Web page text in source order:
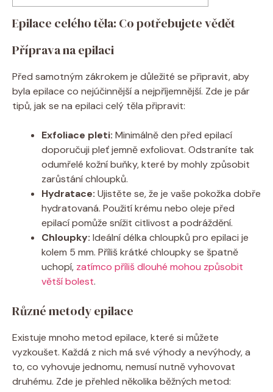
Epilace celého těla: Co potřebujete vědět
Příprava na epilaci
Před samotným zákrokem je důležité se připravit, aby
byla epilace co nejúčinnější a nejpříjemnější. Zde je pár
tipů, jak se na epilaci celý těla připravit:
Exfoliace pleti: Minimálně den před epilací
doporučuji pleť jemně exfoliovat. Odstraníte tak
odumřelé kožní buňky, které by mohly způsobit
zarůstání chloupků.
Hydratace: Ujistěte se, že je vaše pokožka dobře
hydratovaná. Použití krému nebo oleje před
epilací pomůže snížit citlivost a podráždění.
Chloupky: Ideální délka chloupků pro epilaci je
kolem 5 mm. Příliš krátké chloupky se špatně
uchopí, zatímco příliš dlouhé mohou způsobit
větší bolest.
Různé metody epilace
Existuje mnoho metod epilace, které si můžete
vyzkoušet. Každá z nich má své výhody a nevýhody, a
to, co vyhovuje jednomu, nemusí nutně vyhovovat
druhému. Zde je přehled několika běžných metod: